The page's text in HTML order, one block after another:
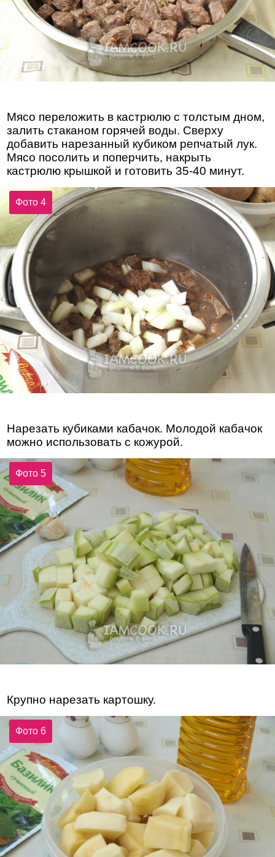
Мясо переложить в кастрюлю с толстым дном,
залить стаканом горячей воды. Сверху
добавить нарезанный кубиком репчатый лук.
Мясо посолить и поперчить, накрыть
кастрюлю крышкой и готовить 35-40 минут.
Фото 4
Нарезать кубиками кабачок. Молодой кабачок
можно использовать с кожурой.
Фото 5
Крупно нарезать картошку.
Фото 6